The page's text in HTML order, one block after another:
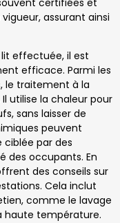
assurant ainsi
effectuée, il est
efficace. Parmi les
le traitement à la
utilise la chaleur pour
sans laisser de
peuvent
par des
des occupants. En
des conseils sur
Cela inclut
comme le lavage
haute température.